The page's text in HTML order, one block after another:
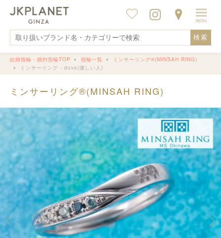
検索
結婚指輪・婚約指輪TOP 指輪一覧
ミンサーリング®︎(MINSAH RING)
ミンサーリング - dove(優しい人)
ミンサーリング®︎(MINSAH RING)